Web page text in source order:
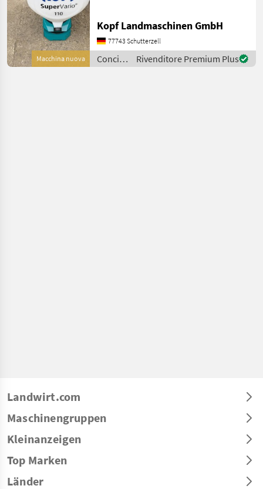
Macchina nuova
durch Steuerpult vom
Fahrersitz aus, Optische
und akustische Feh
Kopf Landmaschinen GmbH
77743 Schutterzell
Concimazione
e
Rivenditore Premium Plus
Landwirt.com
Maschinengruppen
Kleinanzeigen
Top Marken
Länder